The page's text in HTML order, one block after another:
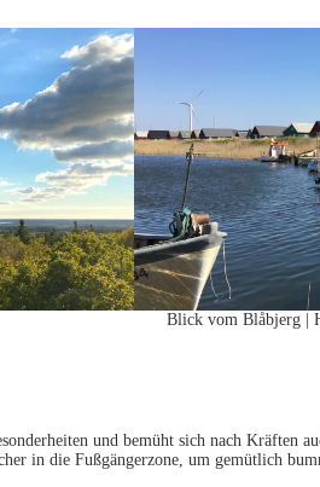
Blick vom Blåbjerg |
und bemüht sich nach
in die Fußgängerzone, um gemütlich